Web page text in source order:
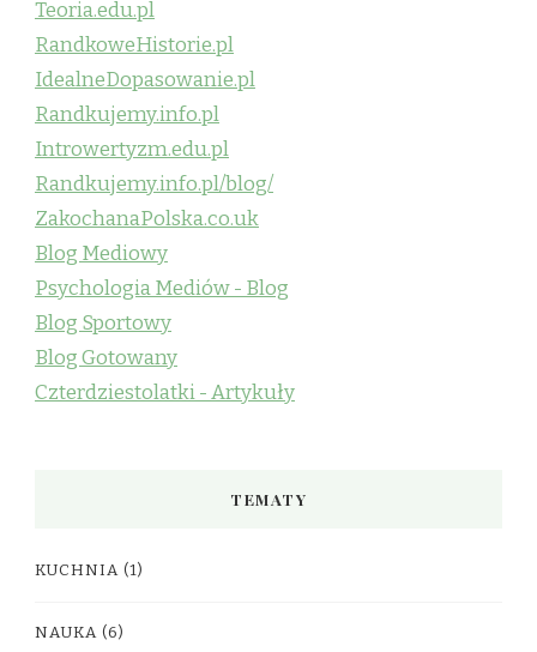
Teoria.edu.pl
RandkoweHistorie.pl
IdealneDopasowanie.pl
Randkujemy.info.pl
Introwertyzm.edu.pl
Randkujemy.info.pl/blog/
ZakochanaPolska.co.uk
Blog Mediowy
Psychologia Mediów - Blog
Blog Sportowy
Blog Gotowany
Czterdziestolatki - Artykuły
TEMATY
KUCHNIA (1)
NAUKA (6)